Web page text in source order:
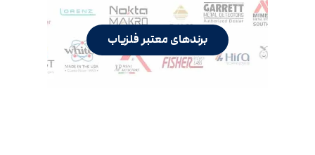
برندهای معتبر فلزیاب